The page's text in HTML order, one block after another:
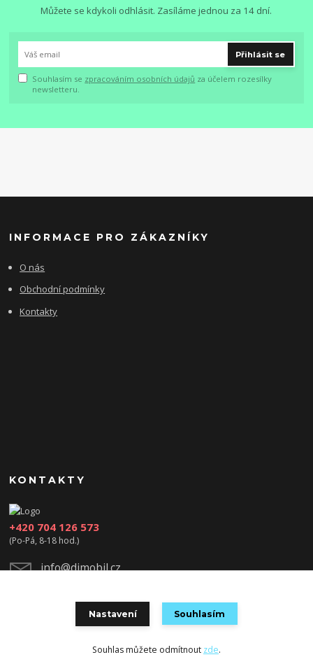
Můžete se kdykoli odhlásit. Zasíláme jednou za 14 dní.
Přihlásit se
Souhlasím se zpracováním osobních údajů za účelem rozesílky
newsletteru.
INFORMACE PRO ZÁKAZNÍKY
O nás
Obchodní podmínky
Kontakty
KONTAKTY
+420 704 126 573
(Po-Pá, 8-18 hod.)
info@djmobil.cz
Vytvořeno na Eshop-rychle.cz
Nastavení Souhlasím
Souhlas můžete odmítnout zde.